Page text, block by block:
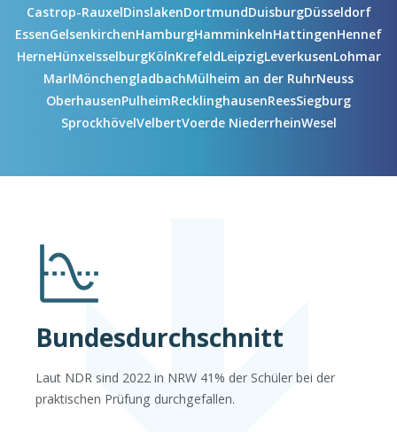
Castrop-RauxelDinslakenDortmundDuisburgDüsseldorf
EssenGelsenkirchenHamburgHamminkelnHattingenHennef
HerneHünxeIsselburgKölnKrefeldLeipzigLeverkusenLohmar
MarlMönchengladbachMülheim an der RuhrNeuss
OberhausenPulheimRecklinghausenReesSiegburg
SprockhövelVelbertVoerde NiederrheinWesel
Bundesdurchschnitt
Laut NDR sind 2022 in NRW 41% der Schüler bei der
praktischen Prüfung durchgefallen.